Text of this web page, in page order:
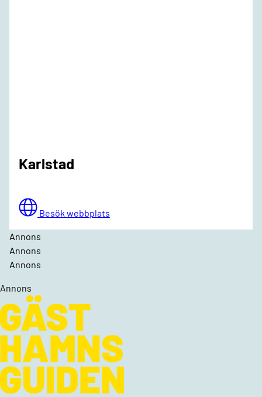
Karlstad
Besök webbplats
Annons
Annons
Annons
Annons